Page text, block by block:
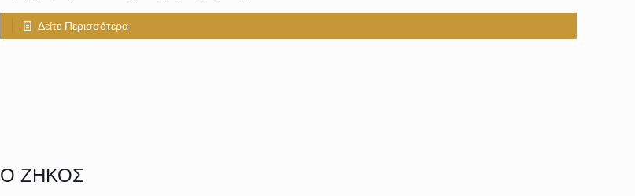
Δείτε Περισσότερα
Ο ΖΗΚΟΣ